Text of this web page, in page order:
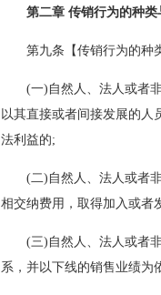
第二章 传销行为的种类
第九条【传销行为的种
(一)自然人、法人或者
以其直接或者间接发展的人
法利益的;
(二)自然人、法人或者
相交纳费用，取得加入或者
(三)自然人、法人或者
系，并以下线的销售业绩为